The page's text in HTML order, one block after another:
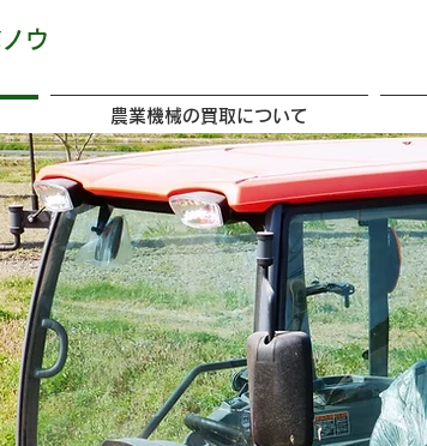
ウ
農業機械の買取について